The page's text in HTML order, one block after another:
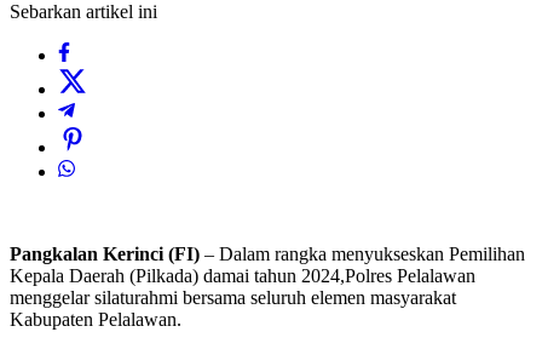
Sebarkan artikel ini
Pangkalan Kerinci (FI) – Dalam rangka menyukseskan Pemilihan
Kepala Daerah (Pilkada) damai tahun 2024,Polres Pelalawan
menggelar silaturahmi bersama seluruh elemen masyarakat
Kabupaten Pelalawan.